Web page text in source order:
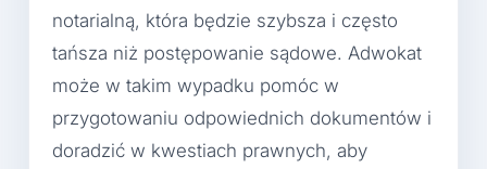
notarialną, która będzie szybsza i często
tańsza niż postępowanie sądowe. Adwokat
może w takim wypadku pomóc w
przygotowaniu odpowiednich dokumentów i
doradzić w kwestiach prawnych, aby